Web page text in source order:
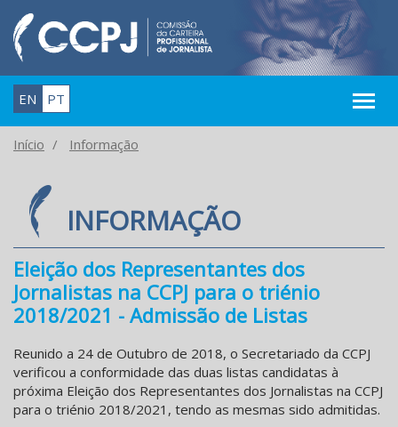
EN PT
Início Informação
INFORMAÇÃO
Eleição dos Representantes dos
Jornalistas na CCPJ para o triénio
2018/2021 - Admissão de Listas
Reunido a 24 de Outubro de 2018, o Secretariado da CCPJ
verificou a conformidade das duas listas candidatas à
próxima Eleição dos Representantes dos Jornalistas na CCPJ
para o triénio 2018/2021, tendo as mesmas sido admitidas.